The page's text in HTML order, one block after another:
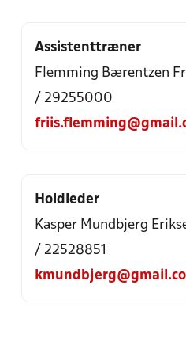
Assistenttræner
Flemming Bærentzen
/ 29255000
Holdleder
Kasper Mundbjerg
/ 22528851